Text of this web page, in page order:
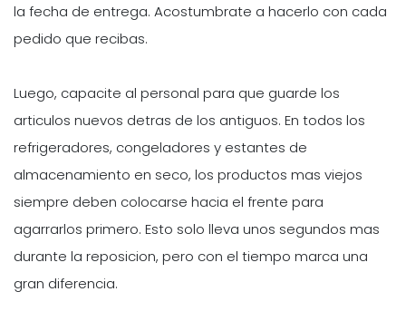
la fecha de entrega. Acostumbrate a hacerlo con cada
pedido que recibas.
Luego, capacite al personal para que guarde los
articulos nuevos detras de los antiguos. En todos los
refrigeradores, congeladores y estantes de
almacenamiento en seco, los productos mas viejos
siempre deben colocarse hacia el frente para
agarrarlos primero. Esto solo lleva unos segundos mas
durante la reposicion, pero con el tiempo marca una
gran diferencia.